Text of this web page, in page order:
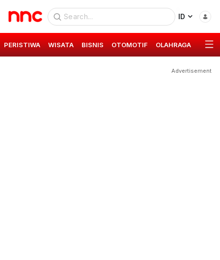
ID
PERISTIWA WISATA BISNIS OTOMOTIF OLAHRAGA GAYA
Advertisement